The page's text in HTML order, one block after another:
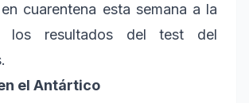
cuarentena esta semana a la
los resultados del test del
el Antártico